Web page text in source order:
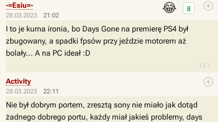
28.03.2023 21:02
😂
13.1
8
-=Esiu=-
I to je kurna ironia, bo Days Gone na premierę PS4 był
zbugowany, a spadki fpsów przy jeździe motorem aż
bolały... A na PC ideał :D
28.03.2023 22:11
Activity
Nie był dobrym portem, zresztą sony nie miało jak dotąd
żadnego dobrego portu, każdy miał jakieś problemy, days